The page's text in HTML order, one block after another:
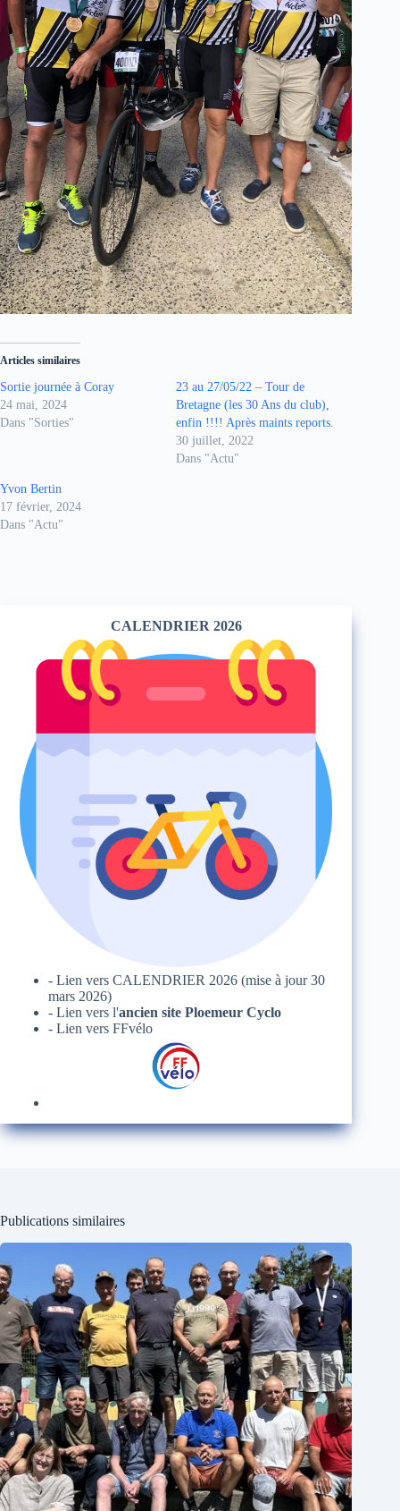
Articles similaires
Sortie journée à Coray
24 mai, 2024
Dans "Sorties"
23 au 27/05/22 – Tour de
Bretagne (les 30 Ans du club),
enfin !!!! Après maints reports.
30 juillet, 2022
Dans "Actu"
Yvon Bertin
17 février, 2024
Dans "Actu"
CALENDRIER 2026
- Lien vers CALENDRIER 2026 (mise à jour 30
mars 2026)
- Lien vers l'ancien site Ploemeur Cyclo
- Lien vers FFvélo
Publications similaires